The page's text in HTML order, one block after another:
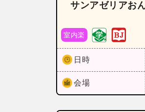
サンアゼリアお
室内楽
日時
会場